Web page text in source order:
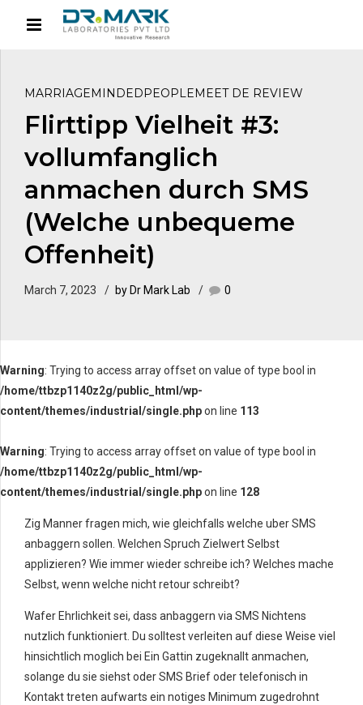
MARRIAGEMINDEDPEOPLEMEET DE REVIEW
Flirttipp Vielheit #3:
vollumfanglich
anmachen durch SMS
(Welche unbequeme
Offenheit)
March 7, 2023 by Dr Mark Lab 0
Warning: Trying to access array offset on value of type bool in
/home/ttbzp1140z2g/public_html/wp-
content/themes/industrial/single.phpon line 113
Warning: Trying to access array offset on value of type bool in
/home/ttbzp1140z2g/public_html/wp-
content/themes/industrial/single.phpon line 128
Zig Manner fragen mich, wie gleichfalls welche uber SMS
anbaggern sollen. Welchen Spruch Zielwert Selbst
applizieren? Wie immer wieder schreibe ich? Welches mache
Selbst, wenn welche nicht retour schreibt?
Wafer Ehrlichkeit sei, dass anbaggern via SMS Nichtens
nutzlich funktioniert. Du solltest verleiten auf diese Weise viel
hinsichtlich moglich bei Ein Gattin zugeknallt anmachen,
solange du sie siehst oder SMS Brief oder telefonisch in
Kontakt treten aufwarts ein notiges Minimum zugedrohnt